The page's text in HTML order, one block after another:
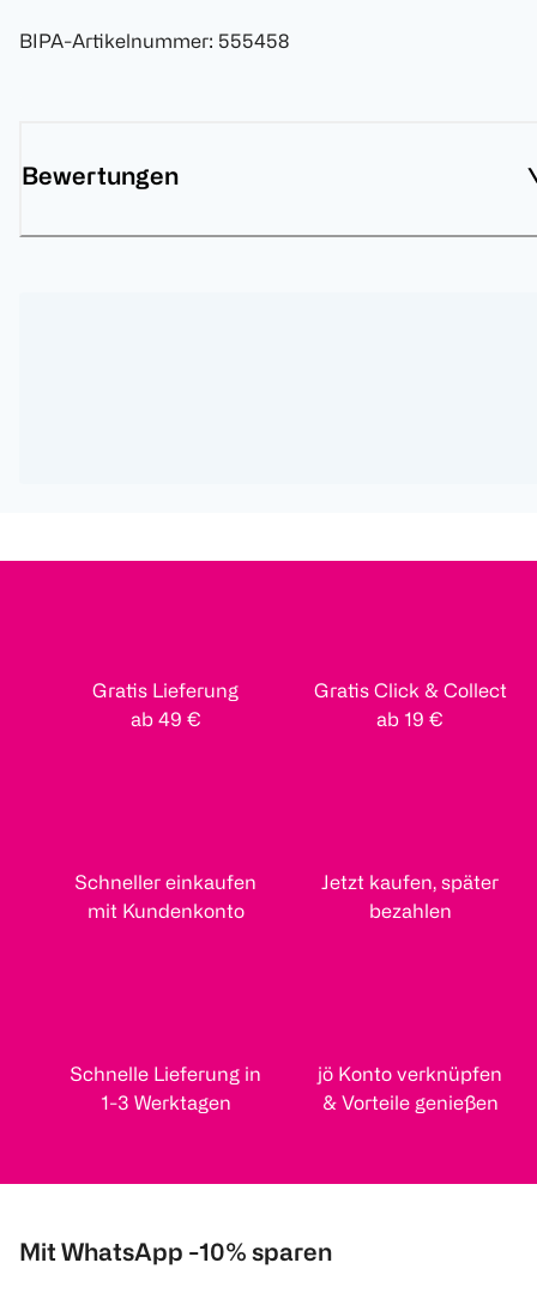
BIPA-Artikelnummer: 555458
Bewertungen
Gratis Lieferung
ab 49 €
Gratis Click & Collect
ab 19 €
Schneller einkaufen
mit Kundenkonto
Jetzt kaufen, später
bezahlen
Schnelle Lieferung in
1-3 Werktagen
jö Konto verknüpfen
& Vorteile genießen
Mit WhatsApp -10% sparen